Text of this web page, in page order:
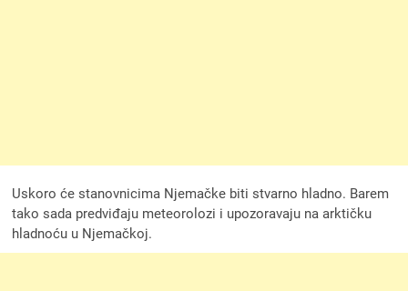
Uskoro će stanovnicima Njemačke biti stvarno hladno. Barem
tako sada predviđaju meteorolozi i upozoravaju na arktičku
hladnoću u Njemačkoj.